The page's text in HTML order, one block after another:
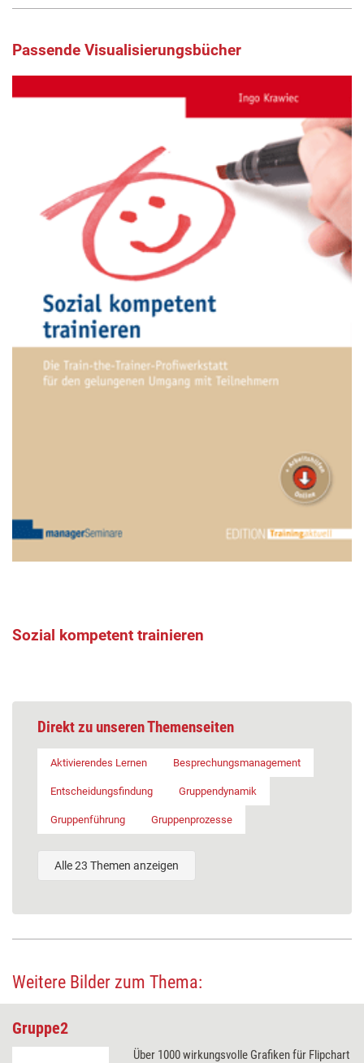
Passende Visualisierungsbücher
Sozial kompetent trainieren
Direkt zu unseren Themenseiten
Aktivierendes Lernen Besprechungsmanagement
Entscheidungsfindung Gruppendynamik
Gruppenführung Gruppenprozesse
Alle 23 Themen anzeigen
Weitere Bilder zum Thema:
Gruppe2
Über 1000 wirkungsvolle Grafiken für Flipchart